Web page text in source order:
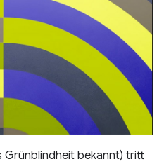
Grünblindheit bekannt) tritt